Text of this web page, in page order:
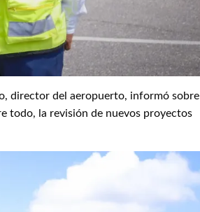
director del aeropuerto, informó sobre
todo, la revisión de nuevos proyectos